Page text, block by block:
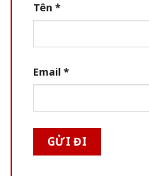
Tên *
Email *